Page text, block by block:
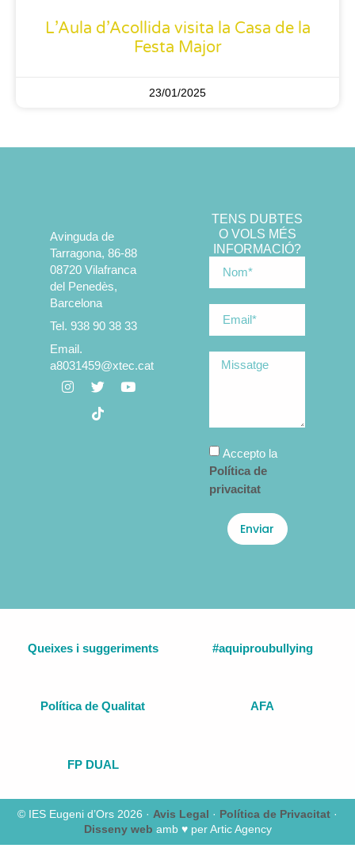
L’Aula d’Acollida visita la Casa de la
Festa Major
23/01/2025
Avinguda de
Tarragona, 86-88
08720 Vilafranca
del Penedès,
Barcelona
Tel. 938 90 38 33
Email.
a8031459@xtec.cat
TENS DUBTES
O VOLS MÉS
INFORMACIÓ?
Accepto la
Política de
privacitat
Enviar
Queixes i suggeriments #aquiproubullying
Política de Qualitat AFA
FP DUAL
© IES Eugeni d’Ors 2026 · Avis Legal · Política de Privacitat ·
Disseny web amb ♥️ per Artic Agency